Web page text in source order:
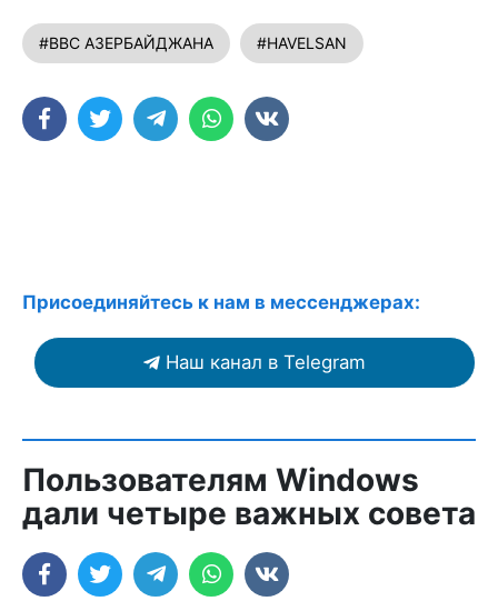
#ВВС АЗЕРБАЙДЖАНА #HAVELSAN
Присоединяйтесь к нам в мессенджерах:
Наш канал в Telegram
Пользователям Windows
дали четыре важных совета